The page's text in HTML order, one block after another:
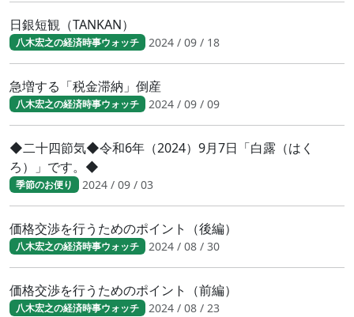
日銀短観（TANKAN）
八木宏之の経済時事ウォッチ 2024 / 09 / 18
急増する「税金滞納」倒産
八木宏之の経済時事ウォッチ 2024 / 09 / 09
◆二十四節気◆令和6年（2024）9月7日「白露（はく
ろ）」です。◆
季節のお便り 2024 / 09 / 03
価格交渉を行うためのポイント（後編）
八木宏之の経済時事ウォッチ 2024 / 08 / 30
価格交渉を行うためのポイント（前編）
八木宏之の経済時事ウォッチ 2024 / 08 / 23